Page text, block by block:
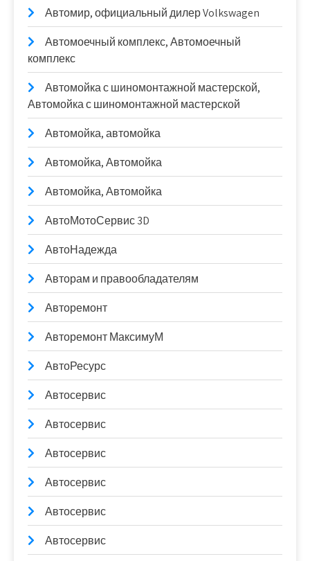
Автомир, официальный дилер Volkswagen
Автомоечный комплекс, Автомоечный
комплекс
Автомойка с шиномонтажной мастерской,
Автомойка с шиномонтажной мастерской
Автомойка, автомойка
Автомойка, Автомойка
Автомойка, Автомойка
АвтоМотоСервис 3D
АвтоНадежда
Авторам и правообладателям
Авторемонт
Авторемонт МаксимуМ
АвтоРесурс
Автосервис
Автосервис
Автосервис
Автосервис
Автосервис
Автосервис